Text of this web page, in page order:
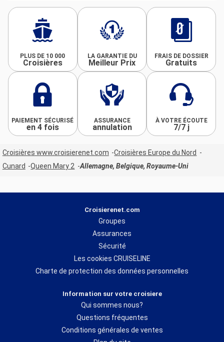
PLUS DE 10 000
Croisières
LA GARANTIE DU
Meilleur Prix
FRAIS DE DOSSIER
Gratuits
PAIEMENT SÉCURISÉ
en 4 fois
ASSURANCE
annulation
À VOTRE ÉCOUTE
7/7 j
Croisières www.croisierenet.com
Croisières Europe du Nord
Cunard
Queen Mary 2 Allemagne, Belgique, Royaume-Uni
Croisierenet.com
Groupes
Assurances
Sécurité
Les cookies CRUISELINE
Charte de protection des données personnelles
Information sur votre croisiere
Qui sommes nous?
Questions fréquentes
Conditions générales de ventes